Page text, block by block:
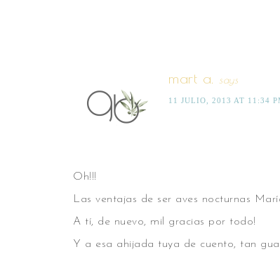
mart a. says
11 JULIO, 2013 AT 11:34
Oh!!!
Las ventajas de ser aves nocturnas
A tí, de nuevo, mil gracias por todo!
Y a esa ahijada tuya de cuento, tan